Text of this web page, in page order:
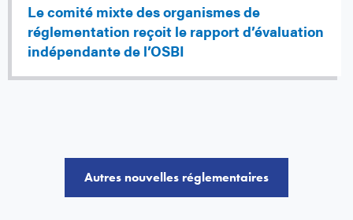
Le comité mixte des organismes de
réglementation reçoit le rapport d’évaluation
indépendante de l’OSBI
Autres nouvelles réglementaires